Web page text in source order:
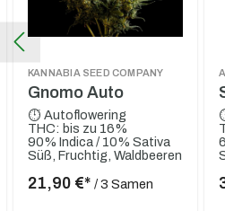
KANNABIA SEED COMPANY
Gnomo Auto
⏱ Autoflowering
THC: bis zu 16%
90% Indica / 10% Sativa
Süß, Fruchtig, Waldbeeren
21,90 €* / 3 Samen